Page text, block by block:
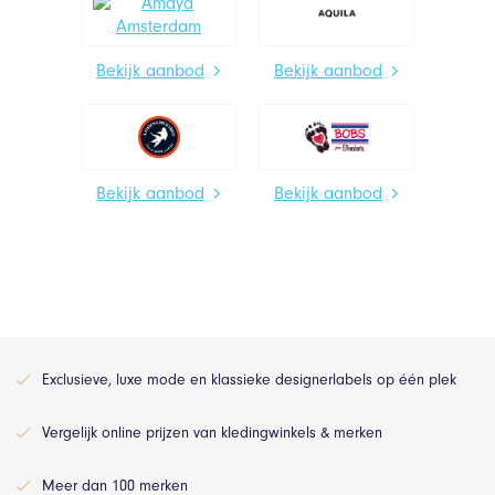
Bekijk aanbod Bekijk aanbod
Bekijk aanbod Bekijk aanbod
Exclusieve, luxe mode en klassieke designerlabels op één plek
Vergelijk online prijzen van kledingwinkels & merken
Meer dan 100 merken